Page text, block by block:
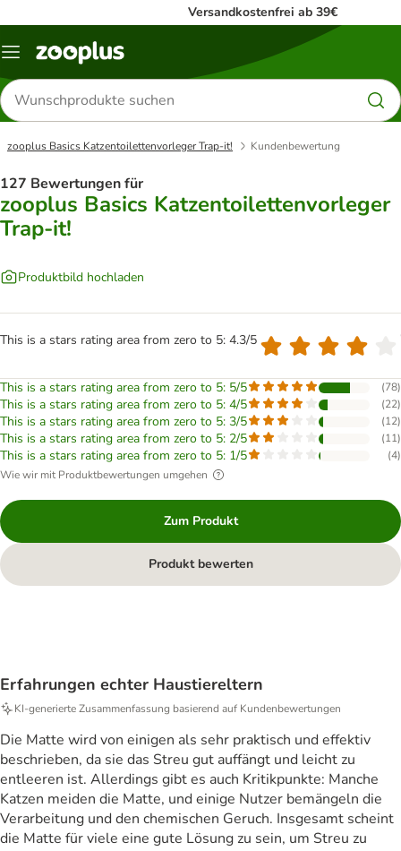
Versandkostenfrei ab 39€
Menü
Produkte
suchen
zooplus Basics Katzentoilettenvorleger Trap-it! Kundenbewertung
127 Bewertungen für
zooplus Basics Katzentoilettenvorleger
Trap-it!
Produktbild hochladen
This is a stars rating area from zero to 5: 4.3/5
This is a stars rating area from zero to 5: 5/5 (78)
This is a stars rating area from zero to 5: 4/5 (22)
This is a stars rating area from zero to 5: 3/5 (12)
This is a stars rating area from zero to 5: 2/5 (11)
This is a stars rating area from zero to 5: 1/5 (4)
Wie wir mit Produktbewertungen umgehen
Zum Produkt
Produkt bewerten
Erfahrungen echter Haustiereltern
KI‑generierte Zusammenfassung basierend auf Kundenbewertungen
Die Matte wird von einigen als sehr praktisch und effektiv
beschrieben, da sie das Streu gut auffängt und leicht zu
entleeren ist. Allerdings gibt es auch Kritikpunkte: Manche
Katzen meiden die Matte, und einige Nutzer bemängeln die
Verarbeitung und den chemischen Geruch. Insgesamt scheint
die Matte für viele eine gute Lösung zu sein, um Streu zu